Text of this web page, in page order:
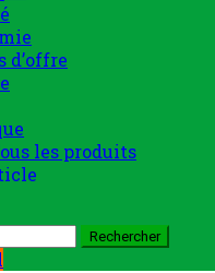
d’offre
les produits